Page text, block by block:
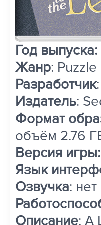
Год выпуска:
Жанр: Puzzle
Разработчик
Издатель:
Формат
объём 2.76
Версия
Язык
Озвучка: нет
Описание: A